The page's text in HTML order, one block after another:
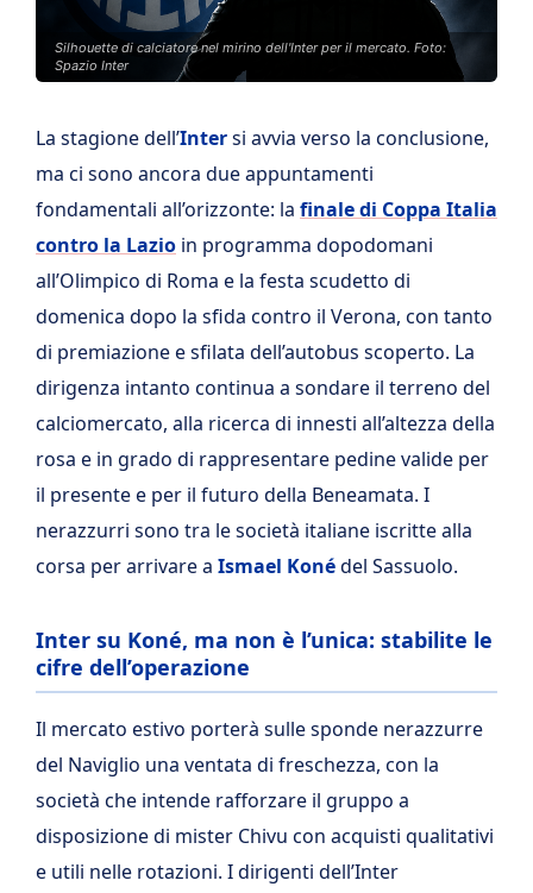
Silhouette di calciatore nel mirino dell'Inter per il mercato. Foto:
Spazio Inter
La stagione dell’Intersi avvia verso la conclusione,
ma ci sono ancora due appuntamenti
fondamentali all’orizzonte: la finale di Coppa Italia
contro la Lazio in programma dopodomani
all’Olimpico di Roma e la festa scudetto di
domenica dopo la sfida contro il Verona, con tanto
di premiazione e sfilata dell’autobus scoperto. La
dirigenza intanto continua a sondare il terreno del
calciomercato, alla ricerca di innesti all’altezza della
rosa e in grado di rappresentare pedine valide per
il presente e per il futuro della Beneamata. I
nerazzurri sono tra le società italiane iscritte alla
corsa per arrivare a Ismael Konédel Sassuolo.
Inter su Koné, ma non è l’unica: stabilite le
cifre dell’operazione
Il mercato estivo porterà sulle sponde nerazzurre
del Naviglio una ventata di freschezza, con la
società che intende rafforzare il gruppo a
disposizione di mister Chivu con acquisti qualitativi
e utili nelle rotazioni. I dirigenti dell’Inter